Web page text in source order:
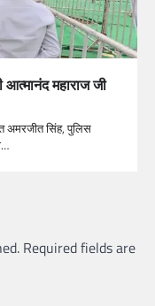
महाराज जी
अमरजीत सिंह, पुलिस
Required fields are